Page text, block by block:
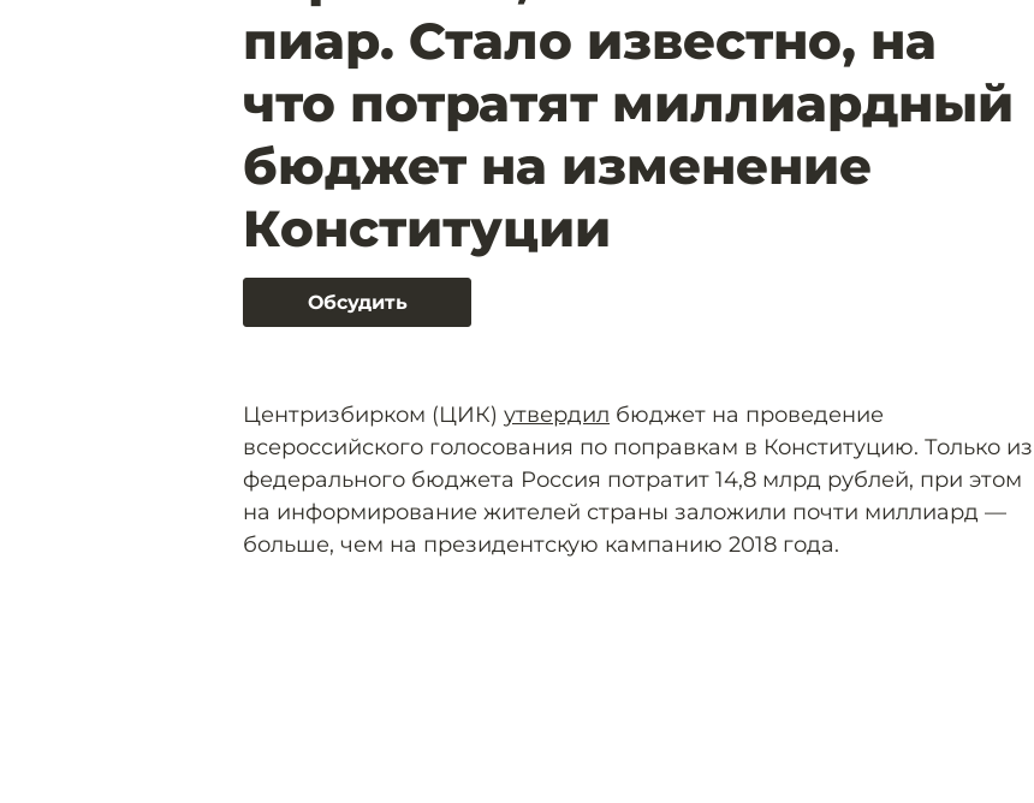
пиар. Стало известно, на
что потратят миллиардный
бюджет на изменение
Конституции
Обсудить
Центризбирком (ЦИК) утвердил бюджет на проведение
всероссийского голосования по поправкам в Конституцию. Только из
федерального бюджета Россия потратит 14,8 млрд рублей, при этом
на информирование жителей страны заложили почти миллиард —
больше, чем на президентскую кампанию 2018 года.